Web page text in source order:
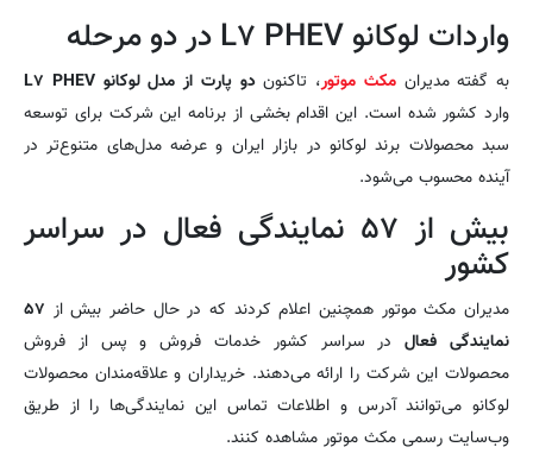
واردات لوکانو L۷ PHEV در دو مرحله
به گفته مدیرانمکث موتور، تاکنوندو پارت از مدل لوکانو L۷ PHEV
وارد کشور شده است. این اقدام بخشی از برنامه این شرکت برای توسعه
سبد محصولات برند لوکانو در بازار ایران و عرضه مدل‌های متنوع‌تر در
آینده محسوب می‌شود.
بیش از ۵۷ نمایندگی فعال در سراسر
کشور
مدیران مکث موتور همچنین اعلام کردند که در حال حاضر بیش از ۵۷
نمایندگی فعالدر سراسر کشور خدمات فروش و پس از فروش
محصولات این شرکت را ارائه می‌دهند. خریداران و علاقه‌مندان محصولات
لوکانو می‌توانند آدرس و اطلاعات تماس این نمایندگی‌ها را از طریق
وب‌سایت رسمی مکث موتور مشاهده کنند.